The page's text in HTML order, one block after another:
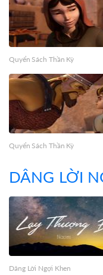
Quyển Sách Thần Kỳ
Quyển Sách Thần Kỳ
DÂNG LỜI
Dâng Lời Ngợi Khen